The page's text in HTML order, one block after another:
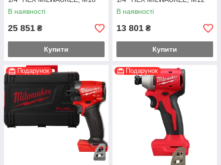
BLIDR-502X, 190Нм
(зарядний пристрій M12-18
В наявності
25 851 ₴
Купити
BLIDRC-202C, 124Нм
(зарядний пристрій С12 С, 2
В наявності
13 801 ₴
Купити
Подарунок Подарунок